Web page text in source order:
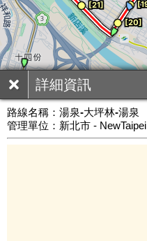
詳細資訊
路線名稱： 湯泉-大坪林-湯泉
管理單位：新北市 - NewTaipei